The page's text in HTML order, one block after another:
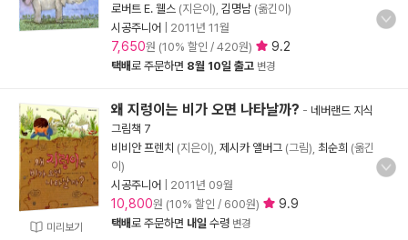
로버트 E. 웰스 (지은이), 김명남 (옮긴이)
시공주니어
2011년 11월
7,650원 (10% 할인 / 420원) 9.2
택배로 주문하면 8월 10일 출고 변경
미리보기
왜 지렁이는 비가 오면 나타날까? - 네버랜드 지식
그림책 7
비비안 프렌치 (지은이), 제시카 앨버그 (그림), 최순희 (옮긴
이)
시공주니어
2011년 09월
10,800원 (10% 할인 / 600원) 9.9
택배로 주문하면 내일 수령 변경